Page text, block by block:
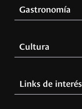
Gastronomía
Cultura
Links de interés